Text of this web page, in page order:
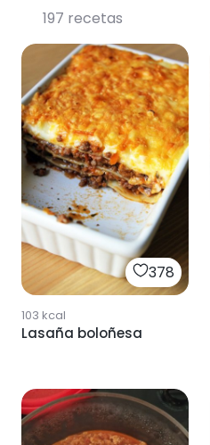
197 recetas
378
103 kcal
Lasaña boloñesa